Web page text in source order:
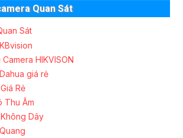
Quan Sát
Sát
HIKVISON
giá rẻ
Rẻ
Thu Âm
Dây